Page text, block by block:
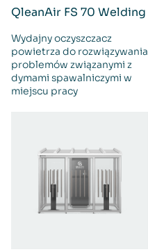
QleanAir FS 70 Welding
Wydajny oczyszczacz
powietrza do rozwiązywania
problemów związanymi z
dymami spawalniczymi w
miejscu pracy